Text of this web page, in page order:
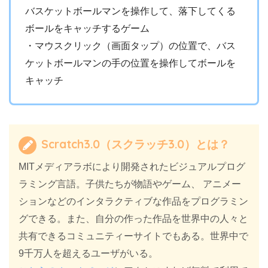
バスケットボールマンを操作して、落下してくる
ボールをキャッチするゲーム
・マウスクリック（画面タップ）の位置で、バス
ケットボールマンの手の位置を操作してボールを
キャッチ
Scratch3.0（スクラッチ3.0）とは？
MITメディアラボにより開発されたビジュアルプログ
ラミング言語。子供たちが物語やゲーム、 アニメー
ションなどのインタラクティブな作品をプログラミン
グできる。また、自分の作った作品を世界中の人々と
共有できるコミュニティーサイトでもある。世界中で
9千万人を超えるユーザがいる。